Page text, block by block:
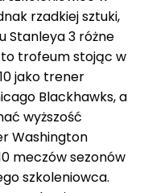
rzadkiej sztuki,
Stanleya 3 różne
to trofeum stojąc w
jako trener
Blackhawks, a
wyższość
Washington
meczów sezonów
szkoleniowca.